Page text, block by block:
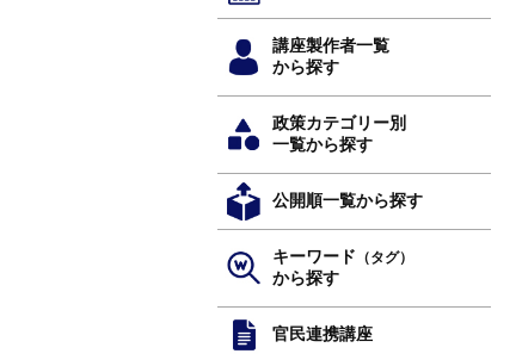
講座製作者一覧
から探す
政策カテゴリー別
一覧から探す
公開順一覧から探す
キーワード （タグ）
から探す
官民連携講座